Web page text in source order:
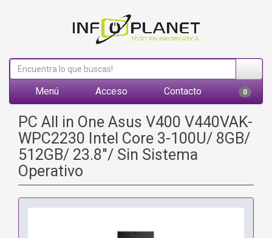
Menú Acceso Contacto 0
PC All in One Asus V400 V440VAK-
WPC2230 Intel Core 3-100U/ 8GB/
512GB/ 23.8"/ Sin Sistema
Operativo